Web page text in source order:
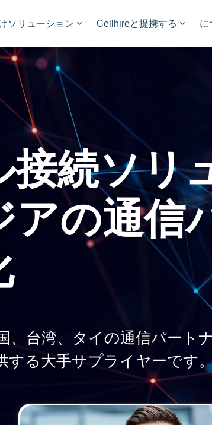
ソリューション Cellhireと提携する に
接続ソリ
アの通信
、台湾、タイの通信パート
する大手サプライヤーです